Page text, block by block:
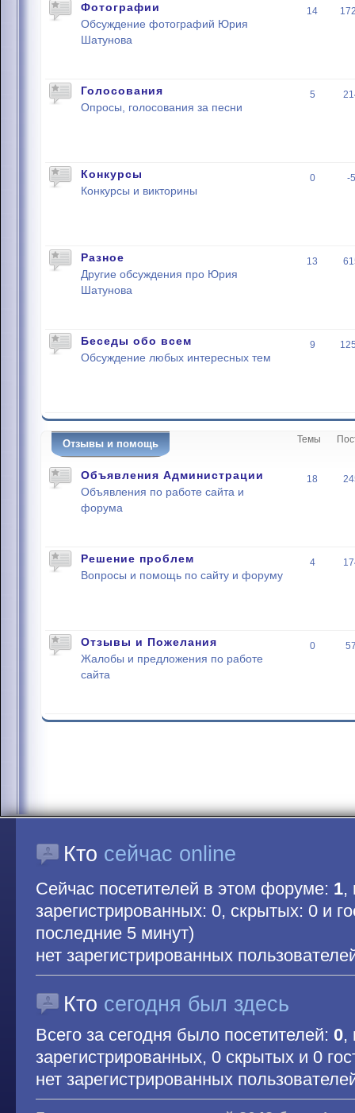
Фотографии
Обсуждение фотографий Юрия
Шатунова
14
Голосования
Опросы, голосования за песни
5
Конкурсы
Конкурсы и викторины
0 -
Разное
Другие обсуждения про Юрия
Шатунова
13
Беседы обо всем
Обсуждение любых интересных тем
9
Отзывы и помощь Темы
Объявления Администрации
Объявления по работе сайта и
форума
18
Решение проблем
Вопросы и помощь по сайту и форуму
4
Отзывы и Пожелания
Жалобы и предложения по работе
сайта
0
Кто сейчас online
Сейчас посетителей в этом форуме: 1,
зарегистрированных: 0, скрытых: 0 и
последние 5 минут)
нет зарегистрированных
Кто сегодня был здесь
Всего за сегодня было посетителей: 0,
зарегистрированных, 0 скрытых и 0
нет зарегистрированных